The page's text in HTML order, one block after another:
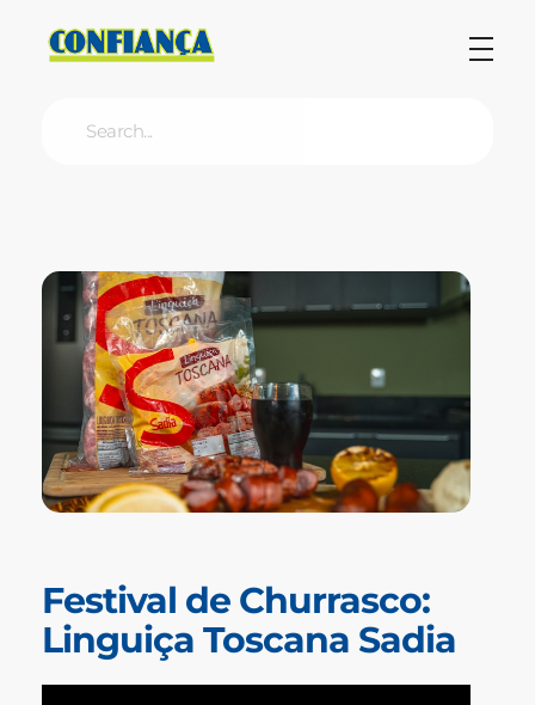
Festival de Churrasco:
Linguiça Toscana Sadia